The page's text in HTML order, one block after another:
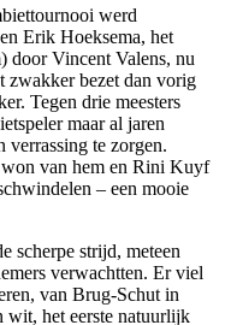
werd
Erik Hoeksema, het
door Vincent Valens, nu
zwakker bezet dan vorig
Tegen drie meesters
maar al jaren
verrassing te zorgen.
van hem en Rini Kuyf
– een mooie
scherpe strijd, meteen
verwachtten. Er viel
van Brug-Schut in
wit, het eerste natuurlijk